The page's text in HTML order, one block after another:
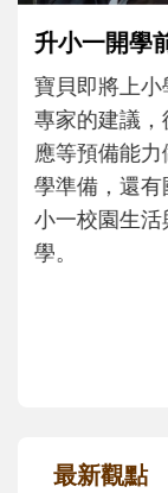
和孩子一
不同模樣
沒有人天生
次「前所未
大。從給予
主、角色認
正嘗試用不
最新觀點